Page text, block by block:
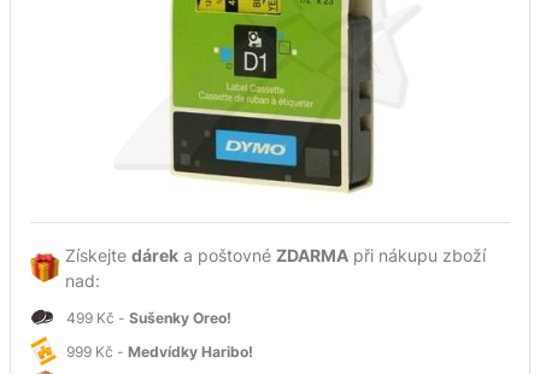
Získejte dárek a poštovné ZDARMA při nákupu zboží
nad:
499 Kč - Sušenky Oreo!
999 Kč - Medvídky Haribo!